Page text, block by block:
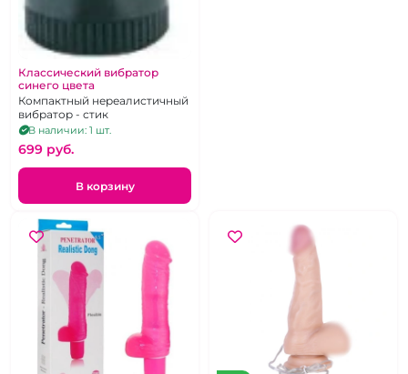
Классический вибратор
синего цвета
Компактный нереалистичный
вибратор - стик
В наличии: 1 шт.
699 pуб.
В корзину